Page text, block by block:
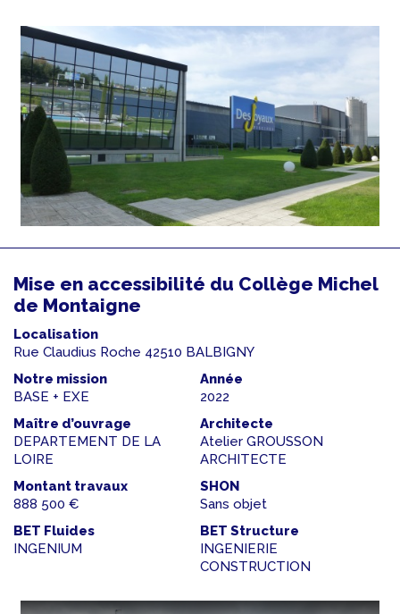
Mise en accessibilité du Collège Michel
de Montaigne
Localisation
Rue Claudius Roche 42510 BALBIGNY
Notre mission
BASE + EXE
Année
2022
Maître d’ouvrage
DEPARTEMENT DE LA
LOIRE
Architecte
Atelier GROUSSON
ARCHITECTE
Montant travaux
888 500 €
SHON
Sans objet
BET Fluides
INGENIUM
BET Structure
INGENIERIE
CONSTRUCTION